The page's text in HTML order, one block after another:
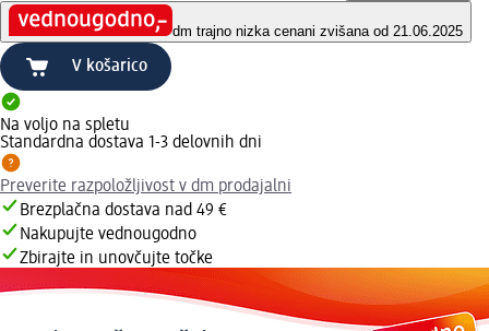
dm trajno nizka cenani zvišana od 21.06.2025
V košarico
Na voljo na spletu
Standardna dostava 1-3 delovnih dni
Preverite razpoložljivost v dm prodajalni
Brezplačna dostava nad 49 €
Nakupujte vednougodno
Zbirajte in unovčujte točke